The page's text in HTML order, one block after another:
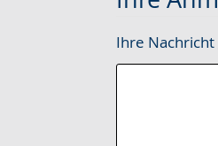
Ihre Nachricht